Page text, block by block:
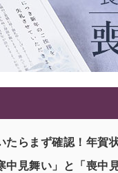
たらまず確認！年賀
中見舞い」と「喪中